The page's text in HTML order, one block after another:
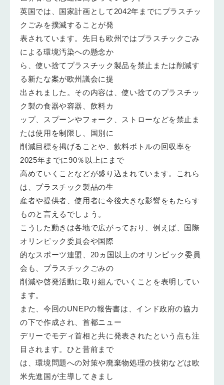
英国では、国家計画として2042年までにプラスチッ
クごみを撲滅することが発
表されています。先日も欧州ではプラスチックごみ
による環境汚染への懸念か
ら、使い捨てプラスチック製品を禁止または削減す
る新たな案が欧州議会に提
出されました。その内容は、使い捨てのプラスチッ
ク製の食器や容器、飲料カ
ップ、スプーンやフォーク、ストローなどを禁止ま
たは使用を制限し、国別に
削減目標を掲げることや、飲料ボトルの回収率を
2025年までに90％以上にまで
高めていくことなどが盛り込まれています。これら
は、プラスチック製品の生
産者や提供者、使用者に今後大きな影響をもたらす
ものと言えるでしょう。
こうした動きは各地で広がっており、例えば、国際
オリンピック委員会や国際
的なスポーツ連盟、20ヵ国以上のオリンピック委員
会も、プラスチックごみの
削減や啓発活動に取り組んでいくことを表明してい
ます。
また、今回のUNEPの報告書は、インド政府の協力
の下で作成され、首都ニュー
デリーでモディ首相と共に発表されたという点も注
目されます。ひと昔前まで
は、環境問題への対策や廃棄物処理の技術などは欧
米先進国が主導してきまし